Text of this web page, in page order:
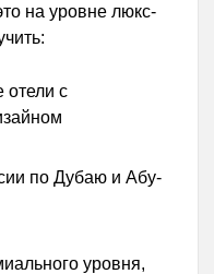
на уровне люкс-
отели с
по Дубаю и Абу-
уровня,